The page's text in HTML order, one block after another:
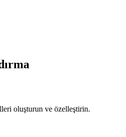
oluşturun ve özelleştirin.